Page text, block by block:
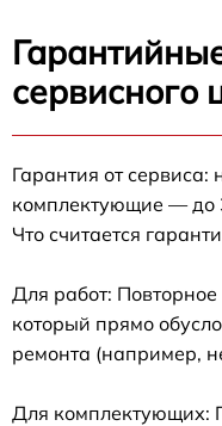
сервисного
Гарантия от
комплектующие — до
Что считается
Для работ:
который прямо
ремонта (например,
Для комплектующих: